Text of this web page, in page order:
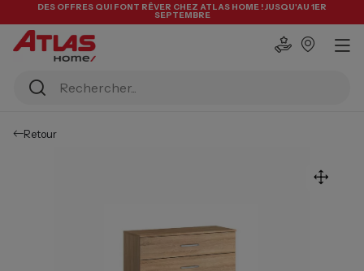
DES OFFRES QUI FONT RÊVER CHEZ ATLAS HOME ! JUSQU'AU 1ER
SEPTEMBRE
Retour